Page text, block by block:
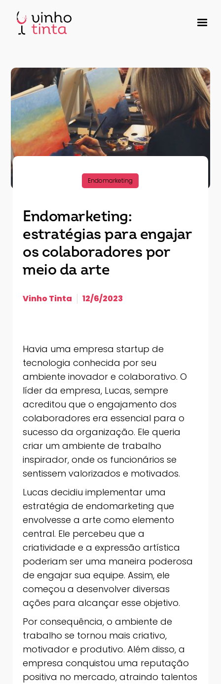
Endomarketing
Endomarketing:
estratégias para engajar
os colaboradores por
meio da arte
Vinho Tinta 12/6/2023
Havia uma empresa startup de
tecnologia conhecida por seu
ambiente inovador e colaborativo. O
líder da empresa, Lucas, sempre
acreditou que o engajamento dos
colaboradores era essencial para o
sucesso da organização. Ele queria
criar um ambiente de trabalho
inspirador, onde os funcionários se
sentissem valorizados e motivados.
Lucas decidiu implementar uma
estratégia de endomarketing que
envolvesse a arte como elemento
central. Ele percebeu que a
criatividade e a expressão artística
poderiam ser uma maneira poderosa
de engajar sua equipe. Assim, ele
começou a desenvolver diversas
ações para alcançar esse objetivo.
Por consequência, o ambiente de
trabalho se tornou mais criativo,
motivador e produtivo. Além disso, a
empresa conquistou uma reputação
positiva no mercado, atraindo talentos